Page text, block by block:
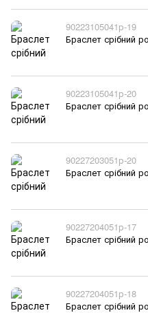
90223105041р-19
Браслет срібний
90223105041р-20
Браслет срібний
90227203051р-20
Браслет срібний
90227204051р-17
Браслет срібний
90227204051р-18
Браслет срібний